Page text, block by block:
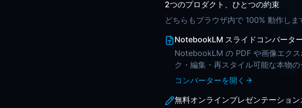
2つのプロダクト、ひとつの約束
どちらもブラウザ内で 100% 動作しま
NotebookLM スライドコンバータ
NotebookLM の PDF や画像エク
ク・編集・再スタイル可能な本物
コンバーターを開く
無料オンラインプレゼンテーショ